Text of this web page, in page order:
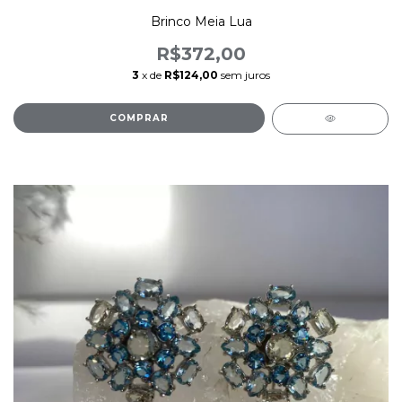
Brinco Meia Lua
R$372,00
3 x de R$124,00 sem juros
COMPRAR